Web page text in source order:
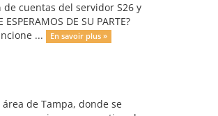
cuentas del servidor S26 y
DE SU PARTE?
...
En savoir plus »
de Tampa, donde se